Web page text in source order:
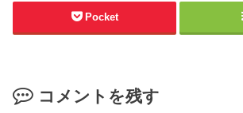
Pocket
コメントを残す